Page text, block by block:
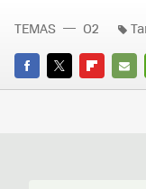
FACEBOOK
TWITTERFLIPBOARD
E-
TEMAS O2